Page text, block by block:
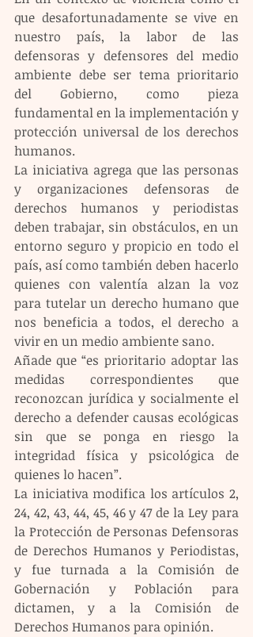
que desafortunadamente se vive en
nuestro país, la labor de las
defensoras y defensores del medio
ambiente debe ser tema prioritario
del Gobierno, como pieza
fundamental en la implementación y
protección universal de los derechos
humanos.
La iniciativa agrega que las personas
y organizaciones defensoras de
derechos humanos y periodistas
deben trabajar, sin obstáculos, en un
entorno seguro y propicio en todo el
país, así como también deben hacerlo
quienes con valentía alzan la voz
para tutelar un derecho humano que
nos beneficia a todos, el derecho a
vivir en un medio ambiente sano.
Añade que “es prioritario adoptar las
medidas correspondientes que
reconozcan jurídica y socialmente el
derecho a defender causas ecológicas
sin que se ponga en riesgo la
integridad física y psicológica de
quienes lo hacen”.
La iniciativa modifica los artículos 2,
24, 42, 43, 44, 45, 46 y 47 de la Ley para
la Protección de Personas Defensoras
de Derechos Humanos y Periodistas,
y fue turnada a la Comisión de
Gobernación y Población para
dictamen, y a la Comisión de
Derechos Humanos para opinión.